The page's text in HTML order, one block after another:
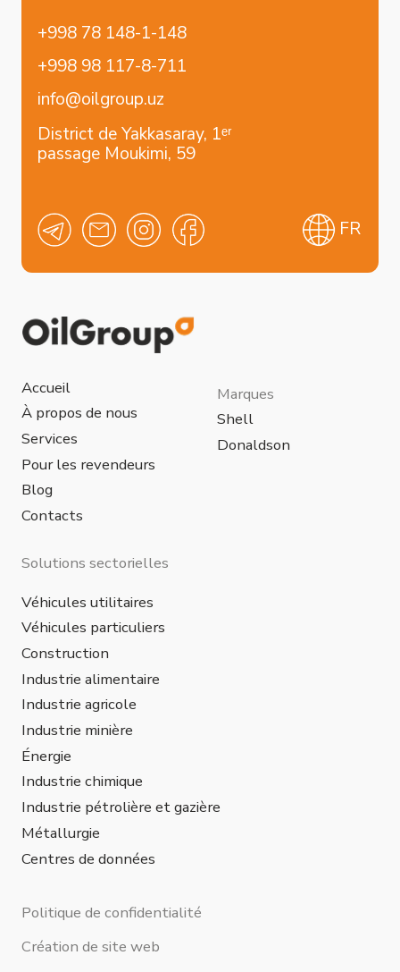
Pour les revendeurs
Contacts
Industrie minière
Industrie agricole
Véhicules particuliers
Véhicules utilitaires
Énergie
Métallurgie
Solutions sectorielles
© 2024 OilGroup Uzbekistan™ représentée
par la société OGT Petrochemicals LLC